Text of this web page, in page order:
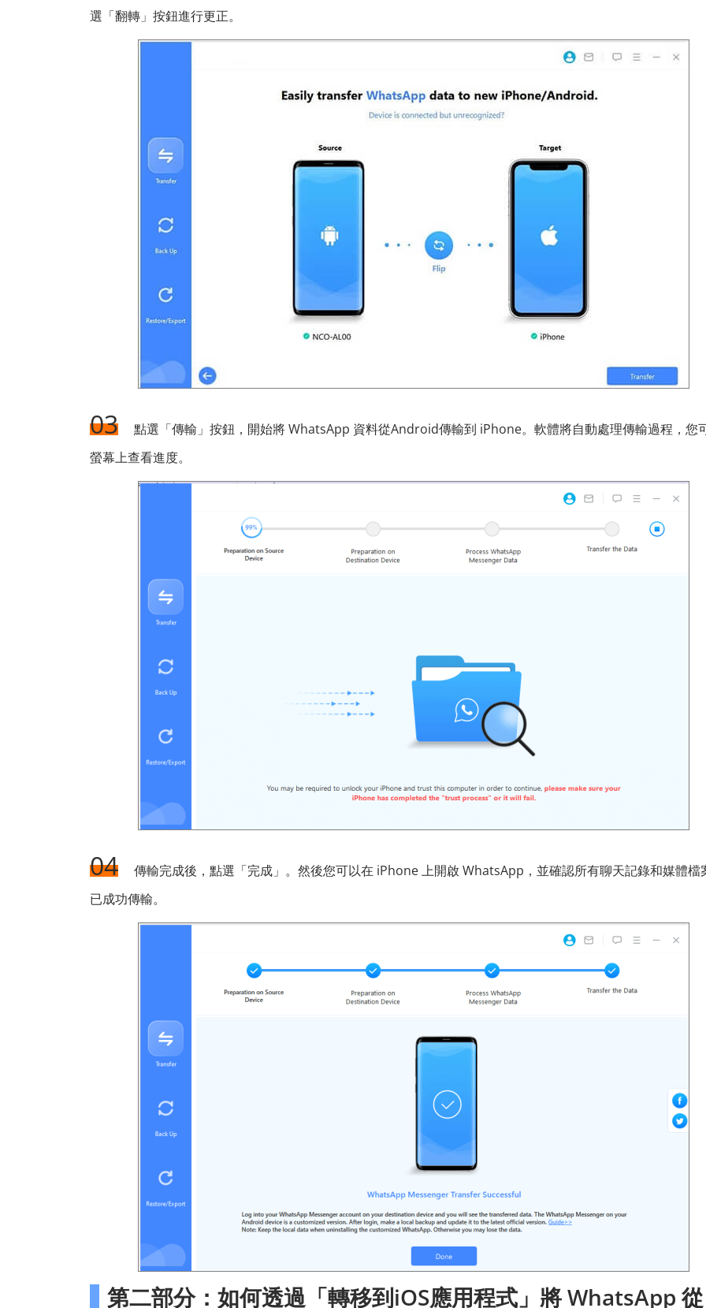
選「翻轉」按鈕進行更正。
03
點選「傳輸」按鈕，開始將 WhatsApp 資料從Android傳輸到 iPhone。軟體將自動處理傳輸過程，您
螢幕上查看進度。
04
傳輸完成後，點選「完成」。然後您可以在 iPhone 上開啟 WhatsApp，並確認所有聊天記錄和媒體檔
已成功傳輸。
第二部分：如何透過「轉移到iOS應用程式」將 WhatsApp 從